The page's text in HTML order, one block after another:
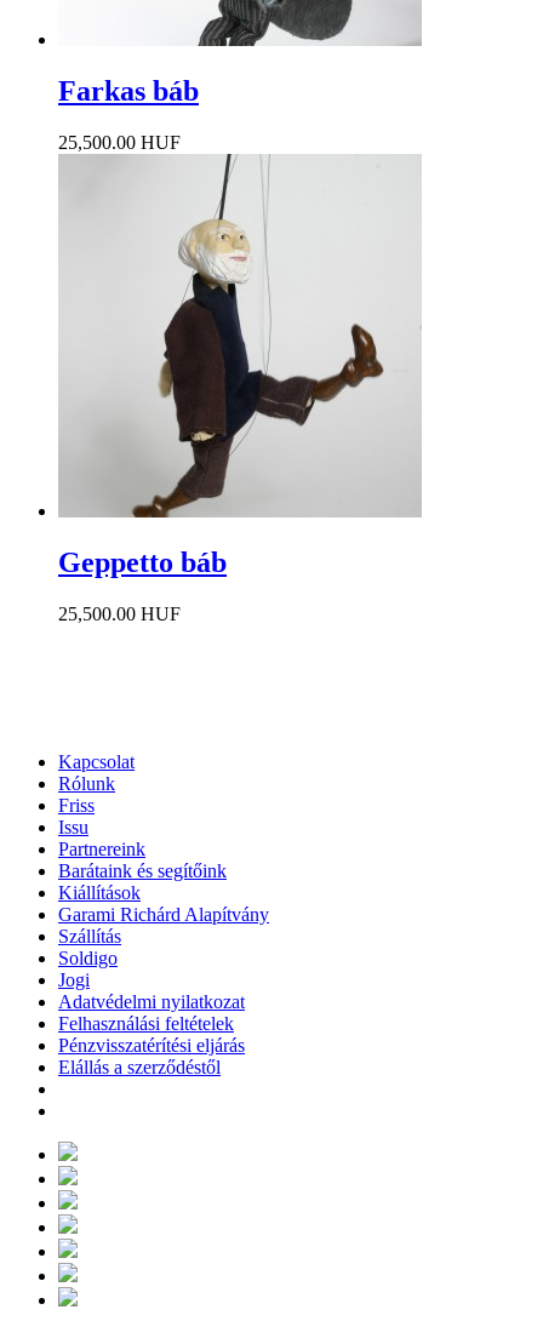
Farkas báb
25,500.00 HUF
Geppetto báb
25,500.00 HUF
Kapcsolat
Rólunk
Friss
Issu
Partnereink
Barátaink és segítőink
Kiállítások
Garami Richárd Alapítvány
Szállítás
Soldigo
Jogi
Adatvédelmi nyilatkozat
Felhasználási feltételek
Pénzvisszatérítési eljárás
Elállás a szerződéstől